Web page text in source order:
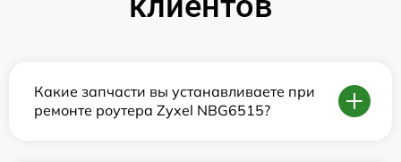
Какие запчасти вы устанавливаете при
ремонте роутера Zyxel NBG6515?